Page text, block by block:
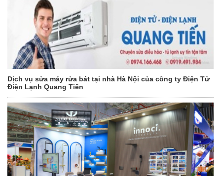
Dịch vụ sửa máy rửa bát tại nhà Hà Nội của công ty Điện Tử
Điện Lạnh Quang Tiến